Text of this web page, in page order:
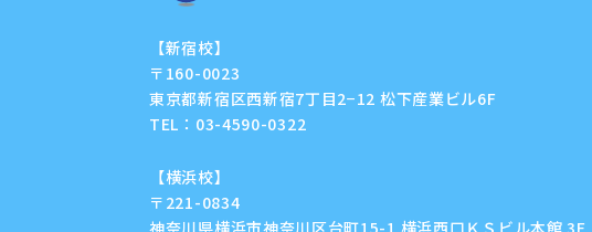
【新宿校】
〒160-0023
東京都新宿区西新宿7丁目2−12 松下産業ビル6F
TEL： 03-4590-0322
【横浜校】
〒221-0834
神奈川県横浜市神奈川区台町15-1 横浜西口ＫＳビル本館 3F